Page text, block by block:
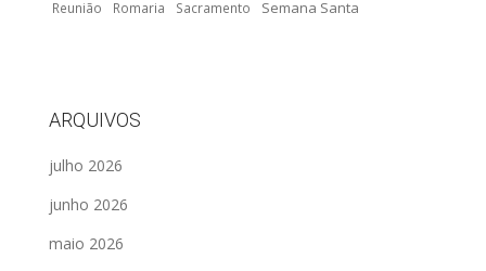
Reunião Romaria Sacramento Semana Santa
ARQUIVOS
julho 2026
junho 2026
maio 2026